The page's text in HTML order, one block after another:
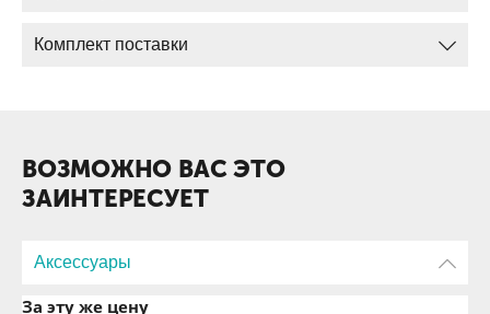
Комплект поставки
ВОЗМОЖНО ВАС ЭТО
ЗАИНТЕРЕСУЕТ
Аксессуары
За эту же цену